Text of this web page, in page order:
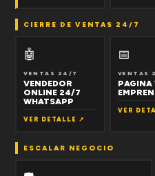
CIERRE DE VENTAS 24/7
🤖
VENTAS 24/7
VENDEDOR
ONLINE 24/7
WHATSAPP
VER DETALLE ↗
📅
VENTAS
PAGINA
VER
ESCALAR NEGOCIO